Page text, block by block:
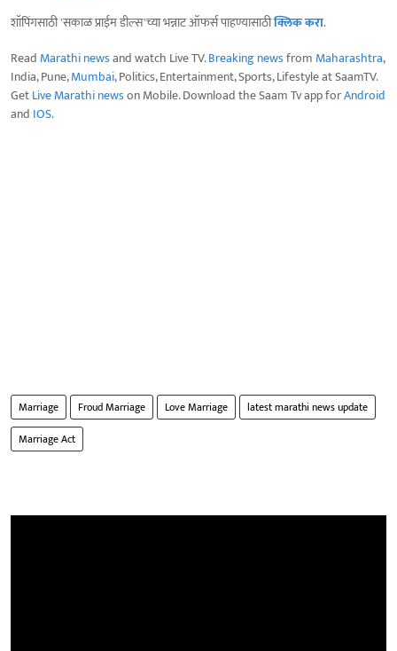
शॉपिंगसाठी 'सकाळ प्राईम डील्स'च्या भन्नाट ऑफर्स पाहण्यासाठीक्लिक करा.
Read Marathi newsand watch Live TV.Breaking newsfrom Maharashtra,
India, Pune,Mumbai, Politics, Entertainment, Sports, Lifestyle at SaamTV.
GetLive Marathi newson Mobile. Download the Saam Tv app forAndroid
and IOS.
Marriage Froud Marriage Love Marriage
latest marathi news update
Marriage Act